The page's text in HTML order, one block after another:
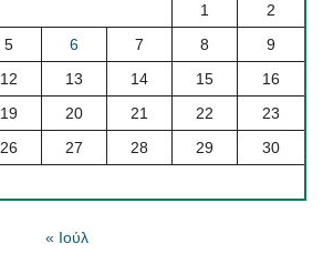
1
2
5 6 7 8
9
12 13 14 15
16
19 20 21 22
23
26 27 28 29
30
« Ιούλ